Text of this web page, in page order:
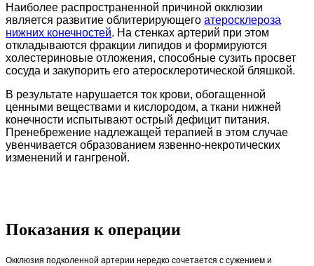
Наиболее распространенной причиной окклюзии
является развитие облитерирующего атеросклероза
нижних конечностей. На стенках артерий при этом
откладываются фракции липидов и формируются
холестериновые отложения, способные сузить просвет
сосуда и закупорить его атеросклеротической бляшкой.
В результате нарушается ток крови, обогащенной
ценными веществами и кислородом, а ткани нижней
конечности испытывают острый дефицит питания.
Пренебрежение надлежащей терапией в этом случае
увенчивается образованием язвенно-некротических
изменений и гангреной.
Показания к операции
Окклюзия подколенной артерии нередко сочетается с сужением и